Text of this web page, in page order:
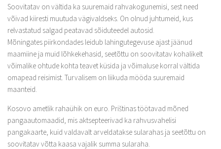
Soovitatav on vältida ka suuremaid rahvakogunemisi, sest need
võivad kiiresti muutuda vägivaldseks. On olnud juhtumeid, kus
relvastatud salgad peatavad sõiduteedel autosid.
Mõningates piirkondades leidub lahingutegevuse ajast jäänud
maamiine ja muid lõhkekehasid, seetõttu on soovitatav kohalikelt
võimalike ohtude kohta teavet küsida ja võimaluse korral vältida
omapead reisimist. Turvalisem on liikuda mööda suuremaid
maanteid.
Kosovo ametlik rahaühik on euro. Prištinas töötavad mõned
pangaautomaadid, mis aktsepteerivad ka rahvusvahelisi
pangakaarte, kuid valdavalt arveldatakse sularahas ja seetõttu on
soovitatav võtta kaasa vajalik summa sularaha.